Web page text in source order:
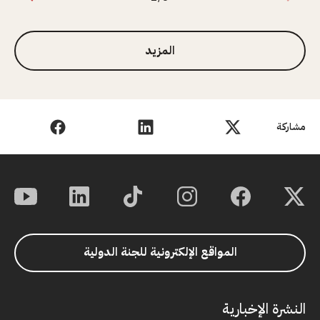
مشاركة
1 من 3
المزيد
المواقع الإلكترونية للجنة الدولية
النشرة الإخبارية